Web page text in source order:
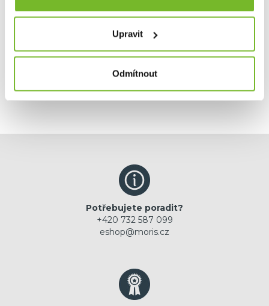
Upravit
Odmítnout
6 390 Kč
Dostupnost na dotaz
Kód: EU300165
Potřebujete poradit?
+420 732 587 099
eshop@moris.cz